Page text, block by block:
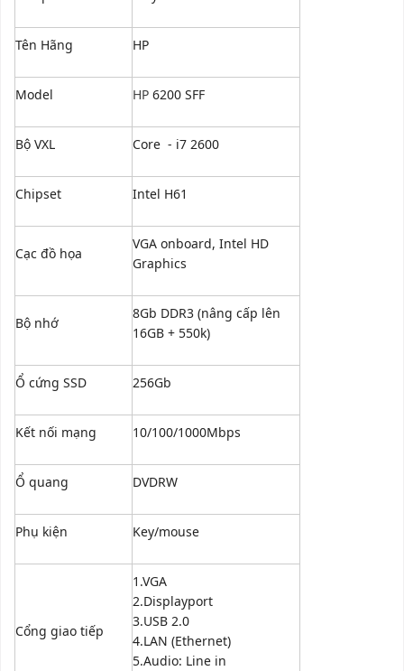
Tên Hãng HP
Model HP 6200 SFF
Bộ VXL Core - i7 2600
Chipset Intel H61
Cạc đồ họa
VGA onboard, Intel HD
Graphics
Bộ nhớ
8Gb DDR3 (nâng cấp lên
16GB + 550k)
Ổ cứng SSD 256Gb
Kết nối mạng 10/100/1000Mbps
Ổ quang DVDRW
Phụ kiện Key/mouse
Cổng giao tiếp
1.VGA
2.Displayport
3.USB 2.0
4.LAN (Ethernet)
5.Audio: Line in